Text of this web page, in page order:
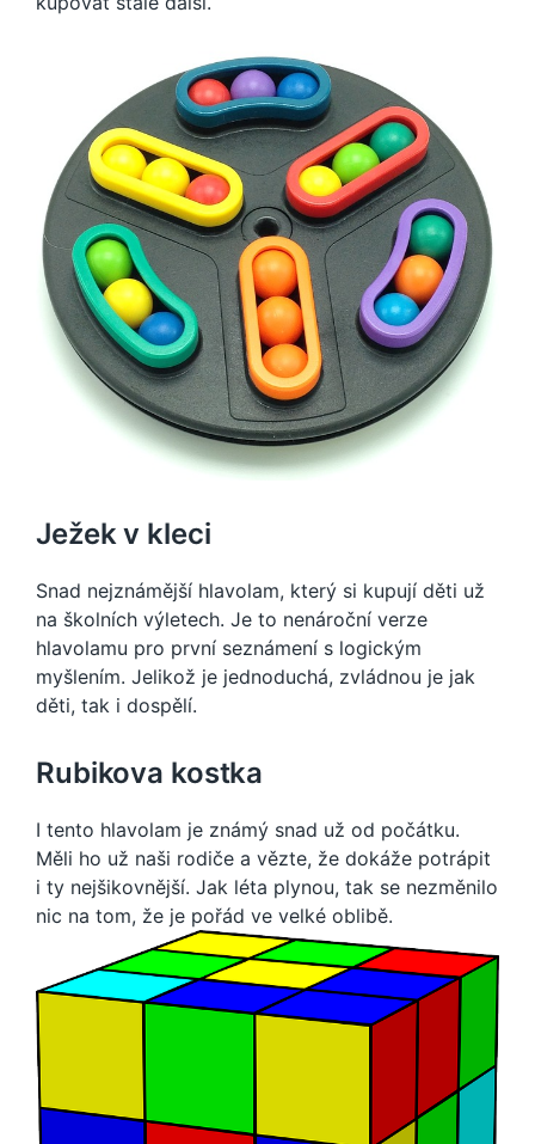
Ježek v kleci
Snad nejznámější hlavolam, který si kupují děti už
na školních výletech. Je to nenároční verze
hlavolamu pro první seznámení s logickým
myšlením. Jelikož je jednoduchá, zvládnou je jak
děti, tak i dospělí.
Rubikova kostka
I tento hlavolam je známý snad už od počátku.
Měli ho už naši rodiče a vězte, že dokáže potrápit
i ty nejšikovnější. Jak léta plynou, tak se nezměnilo
nic na tom, že je pořád ve velké oblibě.